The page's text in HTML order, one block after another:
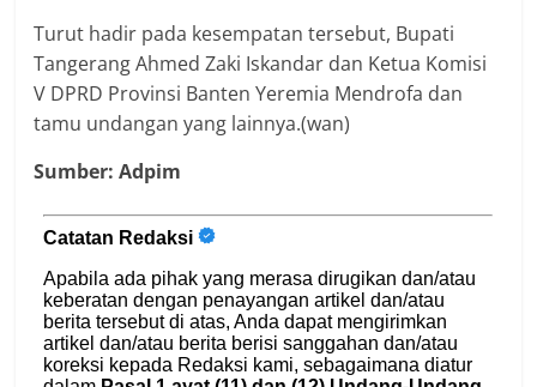
Turut hadir pada kesempatan tersebut, Bupati
Tangerang Ahmed Zaki Iskandar dan Ketua Komisi
V DPRD Provinsi Banten Yeremia Mendrofa dan
tamu undangan yang lainnya.(wan)
Sumber: Adpim